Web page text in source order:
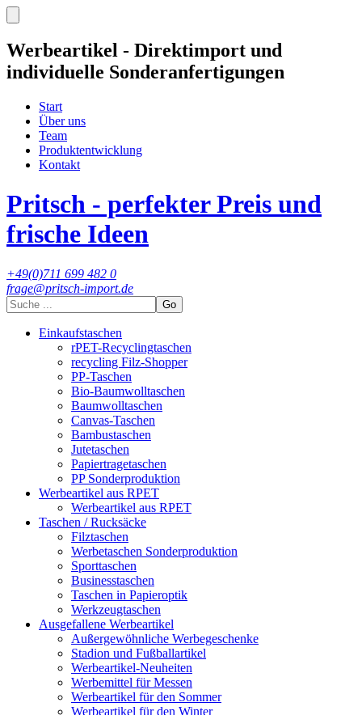
Werbeartikel - Direktimport und
individuelle Sonderanfertigungen
Start
Über uns
Team
Produktentwicklung
Kontakt
Pritsch - perfekter Preis und
frische Ideen
+49(0)711 699 482 0
frage@pritsch-import.de
Go
Einkaufstaschen
rPET-Recyclingtaschen
recycling Filz-Shopper
PP-Taschen
Bio-Baumwolltaschen
Baumwolltaschen
Canvas-Taschen
Bambustaschen
Jutetaschen
Papiertragetaschen
PP Sonderproduktion
Werbeartikel aus RPET
Werbeartikel aus RPET
Taschen / Rucksäcke
Filztaschen
Werbetaschen Sonderproduktion
Sporttaschen
Businesstaschen
Taschen in Papieroptik
Werkzeugtaschen
Ausgefallene Werbeartikel
Außergewöhnliche Werbegeschenke
Stadion und Fußballartikel
Werbeartikel-Neuheiten
Werbemittel für Messen
Werbeartikel für den Sommer
Werbeartikel für den Winter